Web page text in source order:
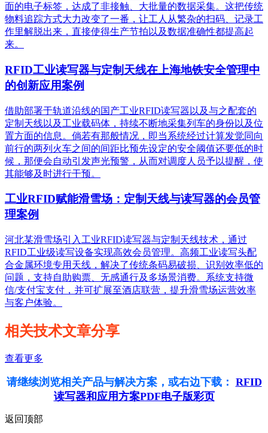
面的电子标签，达成了非接触、大批量的数据采集。这把传统
物料追踪方式大力改变了一番，让工人从繁杂的扫码、记录工
作里解脱出来，直接使得生产节拍以及数据准确性都提高起
来。
RFID工业读写器与定制天线在上海地铁安全管理中
的创新应用案例
借助部署于轨道沿线的国产工业RFID读写器以及与之配套的
定制天线以及工业载码体，持续不断地采集列车的身份以及位
置方面的信息。倘若有那般情况，即当系统经过计算发觉同向
前行的两列火车之间的间距比预先设定的安全阈值还要低的时
候，那便会自动引发声光预警，从而对调度人员予以提醒，使
其能够及时进行干预。
工业RFID赋能滑雪场：定制天线与读写器的会员管
理案例
河北某滑雪场引入工业RFID读写器与定制天线技术，通过
RFID工业级读写设备实现高效会员管理。高频工业读写头配
合金属环境专用天线，解决了传统条码易破损、识别效率低的
问题，支持自助购票、无感通行及多场景消费。系统支持微
信/支付宝支付，并可扩展至酒店联营，提升滑雪场运营效率
与客户体验。
相关技术文章分享
查看更多
请继续浏览相关产品与解决方案，或右边下载： RFID
读写器和应用方案PDF电子版彩页
返回顶部